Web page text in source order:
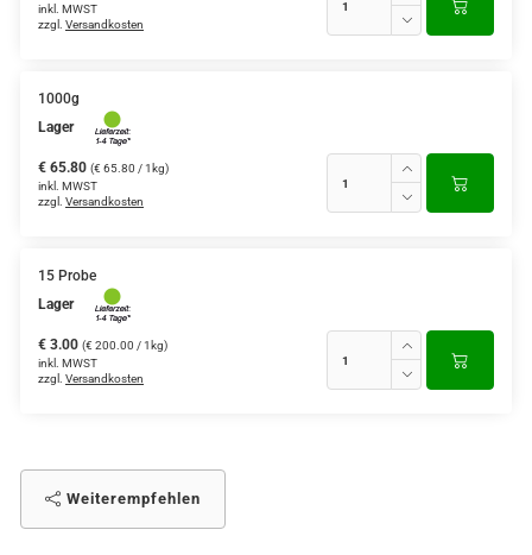
inkl. MWST
zzgl. Versandkosten
1000g
Lager
€ 65.80 (€ 65.80 / 1kg)
inkl. MWST
zzgl. Versandkosten
15 Probe
Lager
€ 3.00 (€ 200.00 / 1kg)
inkl. MWST
zzgl. Versandkosten
Weiterempfehlen